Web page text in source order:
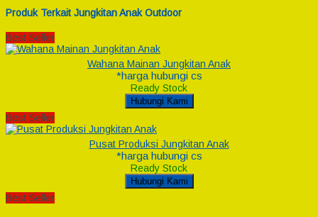
Produk Terkait Jungkitan Anak Outdoor
Best Seller
Wahana Mainan Jungkitan Anak
*harga hubungi cs
Ready Stock
Hubungi Kami
Best Seller
Pusat Produksi Jungkitan Anak
*harga hubungi cs
Ready Stock
Hubungi Kami
Best Seller